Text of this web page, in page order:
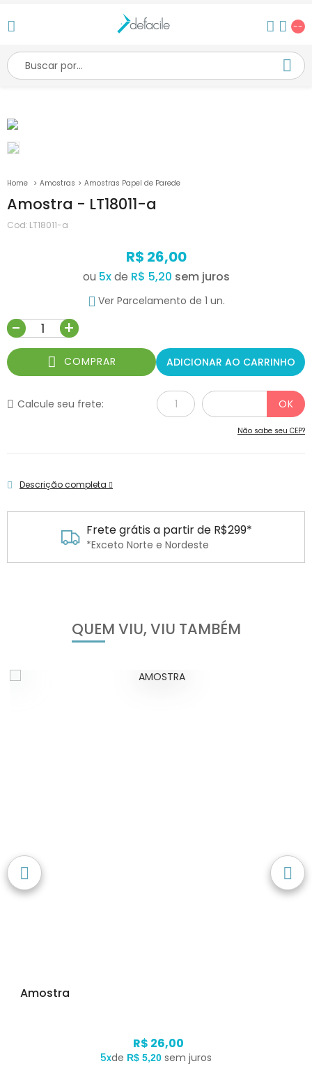
--
Amostras Amostras Papel de Parede
Amostra - LT18011-a
Cod: LT18011-a
R$ 26,00
ou 5xde R$ 5,20
Ver Parcelamento de 1 un.
- +
COMPRAR ADICIONAR AO CARRINHO
Calcule seu frete:
Não sabe seu CEP?
Descrição completa
Frete grátis a partir de R$299*
*Exceto Norte e Nordeste
QUEM VIU, VIU TAMBÉM
Amostra
R$ 26,00
5xde R$ 5,20 sem juros